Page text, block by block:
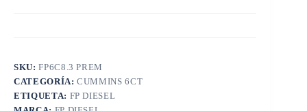
SKU:FP6C8.3 PREM
CATEGORÍA:CUMMINS 6CT
ETIQUETA: FP DIESEL